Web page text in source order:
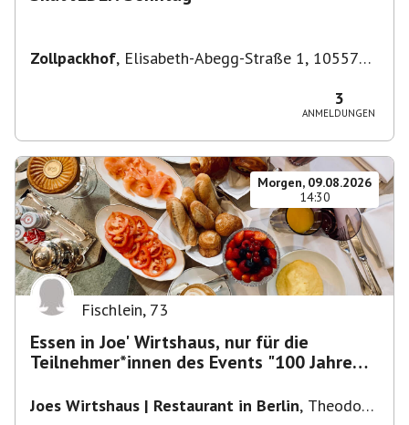
Zollpackhof, Elisabeth-Abegg-Straße 1, 10557
3
ANMELDUNGEN
Morgen, 09.08.2026
14:30
Fischlein, 73
Essen in Joe' Wirtshaus, nur für die
Teilnehmer*innen des Events "100 Jahre
Joes Wirtshaus | Restaurant in Berlin, Theodor-